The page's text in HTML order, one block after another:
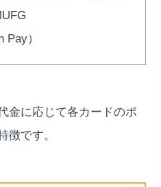
Pay）
金に応じて各カードのポ
徴です。